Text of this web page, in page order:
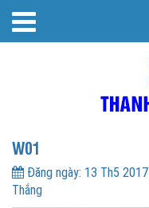
W01
Đăng ngày: 13 Th5 2017
Thắng